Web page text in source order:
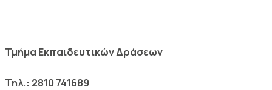
Τμήμα Εκπαιδευτικών Δράσεων
Τηλ.: 2810 741689